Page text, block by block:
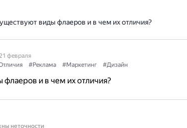
виды флаеров и в чем их отличия?
февраля
#Реклама #Маркетинг #Дизайн
и в чем их отличия?
неточности